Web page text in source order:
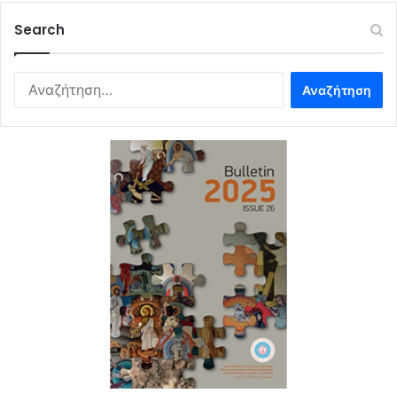
Search